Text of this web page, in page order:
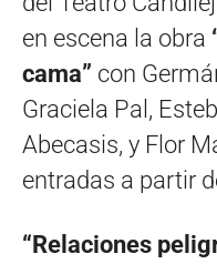
en escena la obra
cama” con
Graciela Pal,
Abecasis, y Flor
entradas a partir
“Relaciones